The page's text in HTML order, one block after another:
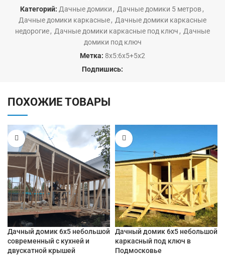
Категорий: Дачные домики , Дачные домики 5 метров,
Дачные домики каркасные, Дачные домики каркасные
недорогие, Дачные домики каркасные под ключ , Дачные
домики под ключ
Метка: 8х5:6х5+5х2
Подпишись:
ПОХОЖИЕ ТОВАРЫ
Дачный домик 6х5 небольшой
современный с кухней и
двускатной крышей
Дачный домик 6х5 небольшой
каркасный под ключ в
Подмосковье